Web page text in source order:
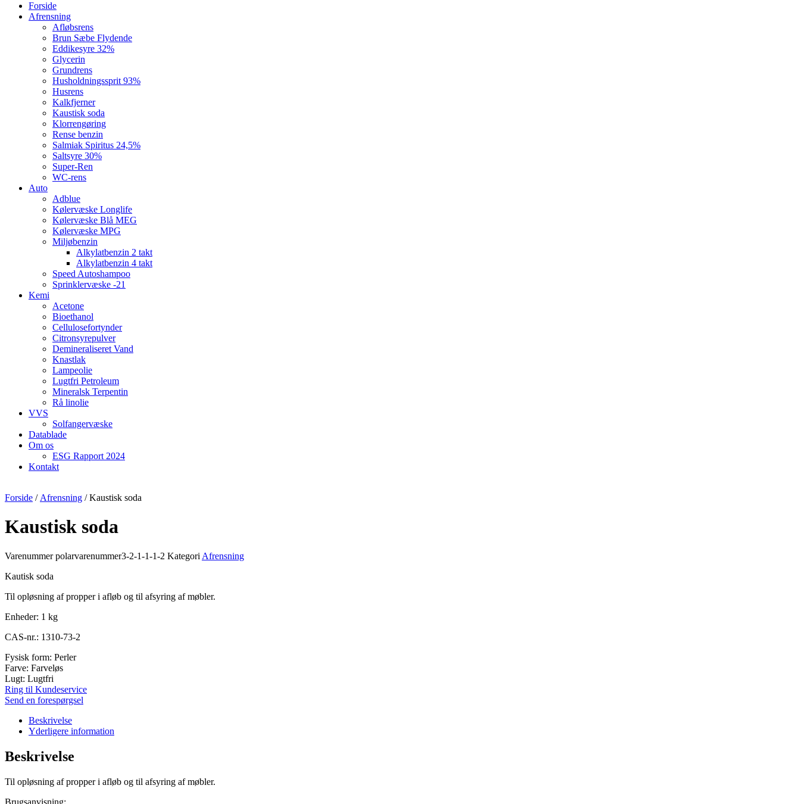
Forside
Afrensning
Afløbsrens
Brun Sæbe Flydende
Eddikesyre 32%
Glycerin
Grundrens
Husholdningssprit 93%
Husrens
Kalkfjerner
Kaustisk soda
Klorrengøring
Rense benzin
Salmiak Spiritus 24,5%
Saltsyre 30%
Super-Ren
WC-rens
Auto
Adblue
Kølervæske Longlife
Kølervæske Blå MEG
Kølervæske MPG
Miljøbenzin
Alkylatbenzin 2 takt
Alkylatbenzin 4 takt
Speed Autoshampoo
Sprinklervæske -21
Kemi
Acetone
Bioethanol
Cellulosefortynder
Citronsyrepulver
Demineraliseret Vand
Knastlak
Lampeolie
Lugtfri Petroleum
Mineralsk Terpentin
Rå linolie
VVS
Solfangervæske
Datablade
Om os
ESG Rapport 2024
Kontakt
Forside / Afrensning / Kaustisk soda
Kaustisk soda
Varenummerpolarvarenummer3-2-1-1-1-2 Kategori Afrensning
Kautisk soda
Til opløsning af propper i afløb og til afsyring af møbler.
Enheder: 1 kg
CAS-nr.: 1310-73-2
Fysisk form: Perler
Farve: Farveløs
Lugt: Lugtfri
Ring til Kundeservice
Send en forespørgsel
Beskrivelse
Yderligere information
Beskrivelse
Til opløsning af propper i afløb og til afsyring af møbler.
Brugsanvisning: